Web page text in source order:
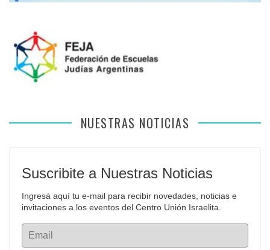
NUESTRAS NOTICIAS
Suscribite a Nuestras Noticias
Ingresá aquí tu e-mail para recibir novedades, noticias e
invitaciones a los eventos del Centro Unión Israelita.
Email